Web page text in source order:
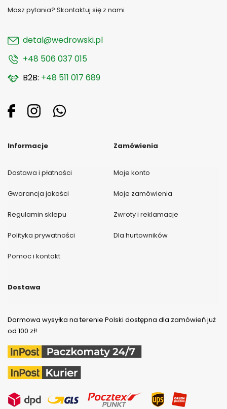
Masz pytania? Skontaktuj się z nami
detal@wedrowski.pl
+48 506 037 015
B2B: +48 511 017 689
Informacje
Dostawa i płatności
Gwarancja jakości
Regulamin sklepu
Polityka prywatności
Pomoc i kontakt
Zamówienia
Moje konto
Moje zamówienia
Zwroty i reklamacje
Dla hurtowników
Dostawa
Darmowa wysyłka na terenie Polski dostępna dla zamówień już
od 100 zł!